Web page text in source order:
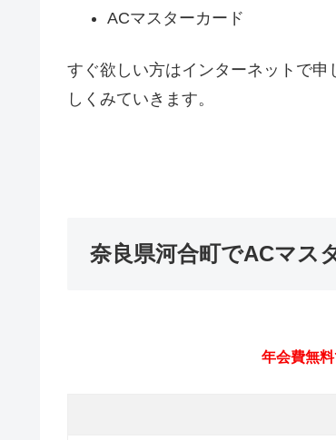
ACマスターカード
すぐ欲しい方はインターネットで
しくみていきます。
奈良県河合町でACマス